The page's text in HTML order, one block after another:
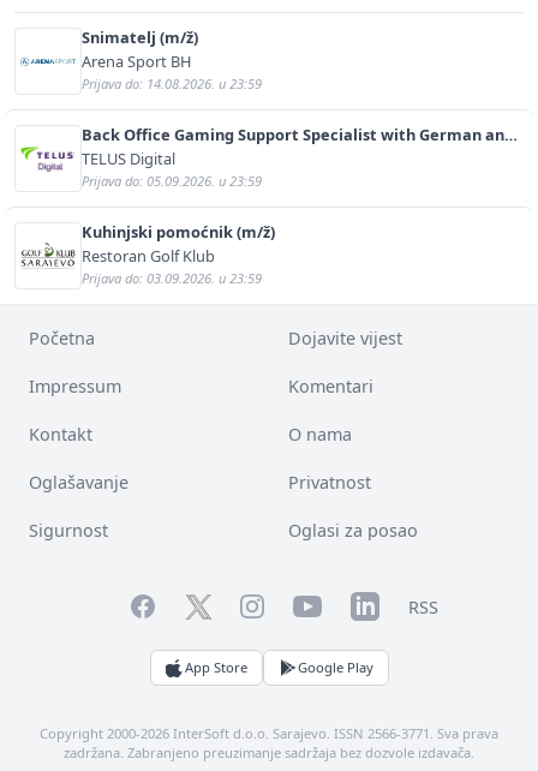
Snimatelj (m/ž)
Arena Sport BH
Prijava do: 14.08.2026. u 23:59
Back Office Gaming Support Specialist with German and
English (m/f)
TELUS Digital
Prijava do: 05.09.2026. u 23:59
Kuhinjski pomoćnik (m/ž)
Restoran Golf Klub
Prijava do: 03.09.2026. u 23:59
Početna Dojavite vijest
Impressum Komentari
Kontakt O nama
Oglašavanje Privatnost
Sigurnost Oglasi za posao
FacebookTwitterInstagramYouTubeLinkedInRSS
App Store Google Play
Copyright 2000-2026 InterSoft d.o.o. Sarajevo. ISSN 2566-3771. Sva prava
zadržana. Zabranjeno preuzimanje sadržaja bez dozvole izdavača.